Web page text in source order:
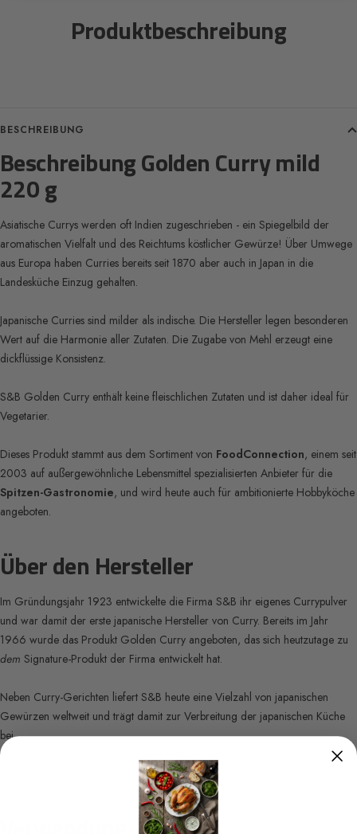
Produktbeschreibung
BESCHREIBUNG
Beschreibung Golden Curry mild
220 g
Asiatische Currys werden oft Indien zugeschrieben - ein Spiegelbild der
aromatischen Vielfalt und des Reichtums köstlicher Gewürze! Über Umwege
aus Europa haben Curries bereits seit 1870 aber auch in Japan in die
Landesküche Einzug gehalten.
Japanische Curries sind milder als indische. Die Hersteller legen besonderen
Wert auf die Harmonie aller Zutaten. Die Zugabe von Mehl erzeugt eine
dickflüssige Konsistenz.
S&B Golden Curry enthält keine fleischlichen Zutaten und ist daher ideal für
Vegetarier.
Dieses Produkt stammt aus dem Sortiment von FoodConnection, einem seit
2003 auf außergewöhnliche Lebensmittel spezialisierten Anbieter für die
Spitzen-Gastronomie, und wird heute auch für ambitionierte Hobbyköche
angeboten.
Über den Hersteller
Im Gründungsjahr 1923 entwickelte die Firma S&B ihr eigenes Currypulver
und war damit der erste japanische Hersteller von Curry. Bereits im Jahr
1966 wurde das Produkt Golden Curry angeboten, das sich heutzutage zu
dem Signature-Produkt der Firma entwickelt hat.
Neben Curry-Gerichten liefert S&B heute eine Vielzahl von japanischen
Gewürzen weltweit und trägt damit zur Verbreitung der japanischen Küche
bei.